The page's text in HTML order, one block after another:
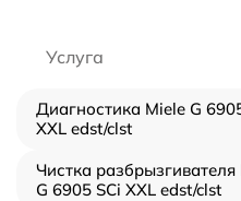
Услуга
Диагностика Miele G
XXL edst/clst
Чистка разбрызгивателя
G 6905 SCi XXL edst/clst